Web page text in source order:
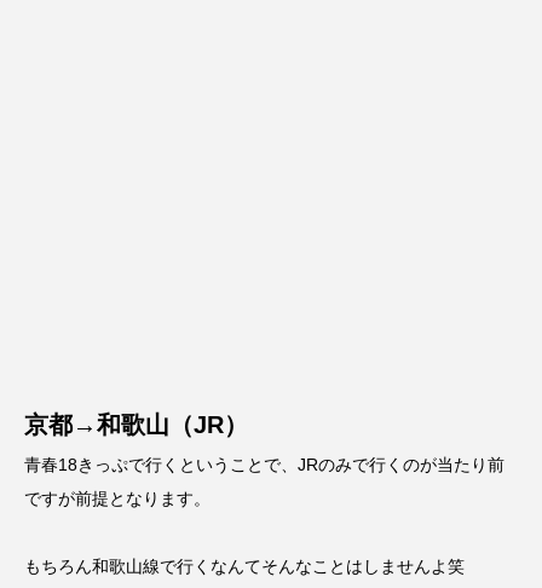
京都→和歌山（JR）
青春18きっぷで行くということで、JRのみで行くのが当たり前
ですが前提となります。
もちろん和歌山線で行くなんてそんなことはしませんよ笑